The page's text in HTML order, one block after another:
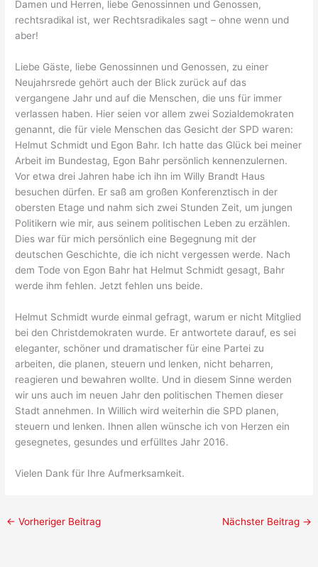
Damen und Herren, liebe Genossinnen und Genossen,
rechtsradikal ist, wer Rechtsradikales sagt – ohne wenn und
aber!
Liebe Gäste, liebe Genossinnen und Genossen, zu einer
Neujahrsrede gehört auch der Blick zurück auf das
vergangene Jahr und auf die Menschen, die uns für immer
verlassen haben. Hier seien vor allem zwei Sozialdemokraten
genannt, die für viele Menschen das Gesicht der SPD waren:
Helmut Schmidt und Egon Bahr. Ich hatte das Glück bei meiner
Arbeit im Bundestag, Egon Bahr persönlich kennenzulernen.
Vor etwa drei Jahren habe ich ihn im Willy Brandt Haus
besuchen dürfen. Er saß am großen Konferenztisch in der
obersten Etage und nahm sich zwei Stunden Zeit, um jungen
Politikern wie mir, aus seinem politischen Leben zu erzählen.
Dies war für mich persönlich eine Begegnung mit der
deutschen Geschichte, die ich nicht vergessen werde. Nach
dem Tode von Egon Bahr hat Helmut Schmidt gesagt, Bahr
werde ihm fehlen. Jetzt fehlen uns beide.
Helmut Schmidt wurde einmal gefragt, warum er nicht Mitglied
bei den Christdemokraten wurde. Er antwortete darauf, es sei
eleganter, schöner und dramatischer für eine Partei zu
arbeiten, die planen, steuern und lenken, nicht beharren,
reagieren und bewahren wollte. Und in diesem Sinne werden
wir uns auch im neuen Jahr den politischen Themen dieser
Stadt annehmen. In Willich wird weiterhin die SPD planen,
steuern und lenken. Ihnen allen wünsche ich von Herzen ein
gesegnetes, gesundes und erfülltes Jahr 2016.
Vielen Dank für Ihre Aufmerksamkeit.
← Vorheriger Beitrag Nächster Beitrag →